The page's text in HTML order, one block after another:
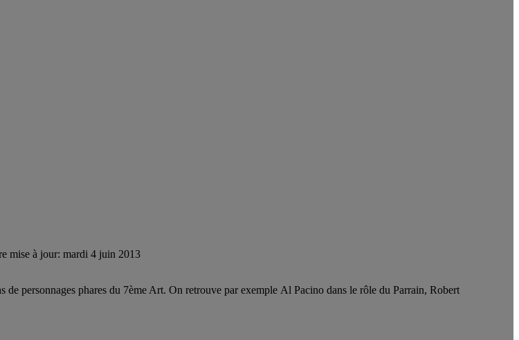
mise à jour: mardi 4 juin 2013
de personnages phares du 7ème Art. On retrouve par exemple Al Pacino dans le rôle du Parrain, Robert